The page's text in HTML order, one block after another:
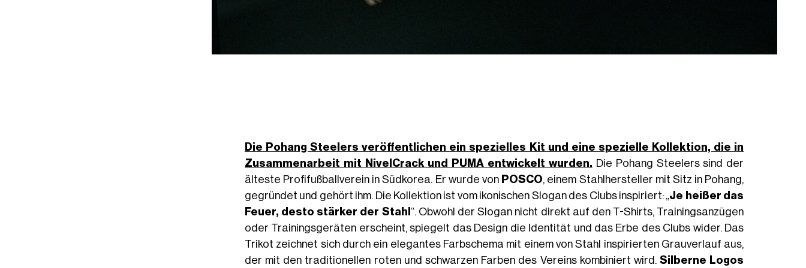
Die Pohang Steelers veröffentlichen ein spezielles Kit und eine spezielle Kollektion, die in
Zusammenarbeit mit
NivelCrack und PUMA entwickelt wurden. Die Pohang Steelers sind der
älteste Profifußballverein in Südkorea. Er wurde von POSCO, einem Stahlhersteller mit Sitz in Pohang,
gegründet und gehört ihm. Die Kollektion ist vom ikonischen Slogan des Clubs inspiriert: „Je heißer das
Feuer, desto stärker der Stahl “. Obwohl der Slogan nicht direkt auf den T-Shirts, Trainingsanzügen
oder Trainingsgeräten erscheint, spiegelt das Design die Identität und das Erbe des Clubs wider. Das
Trikot zeichnet sich durch ein elegantes Farbschema mit einem von Stahl inspirierten Grauverlauf aus,
der mit den traditionellen roten und schwarzen Farben des Vereins kombiniert wird.Silberne Logos